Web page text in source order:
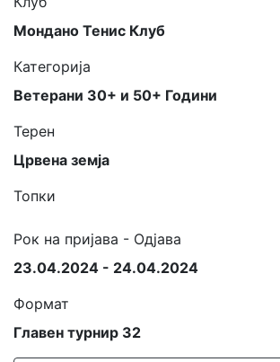
Мондано Тенис Клуб
Категорија
Ветерани 30+ и 50+ Години
Терен
Црвена земја
Топки
Рок на пријава - Одјава
23.04.2024 - 24.04.2024
Формат
Главен турнир 32